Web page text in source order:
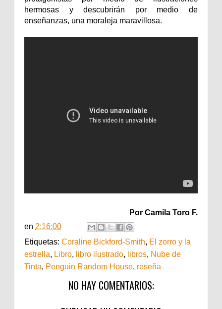
hermosas y descubrirán por medio de
enseñanzas, una moraleja maravillosa.
Por Camila Toro F.
en 2:16:00
Etiquetas: Coraline Bickford-Smith, El zorro y la
estrella, Libro, libro ilustrado, libros, Nube de
Tinta, Penguin Random House, reseña
NO HAY COMENTARIOS: